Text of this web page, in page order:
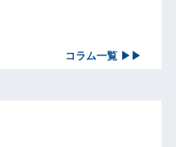
コラム一覧 ▶▶